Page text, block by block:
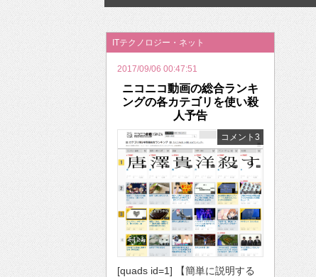
2026年のバレンタインは「自分で作って
ITテクノロジー・ネット
2017/09/06 00:47:51
ニコニコ動画の総合ランキ
ングの各カテゴリを使い殺
人予告
コメント3
[quads id=1] 【簡単に説明する